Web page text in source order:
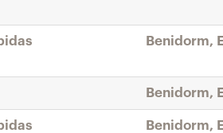
Benidorm,
Benidorm,
Benidorm,